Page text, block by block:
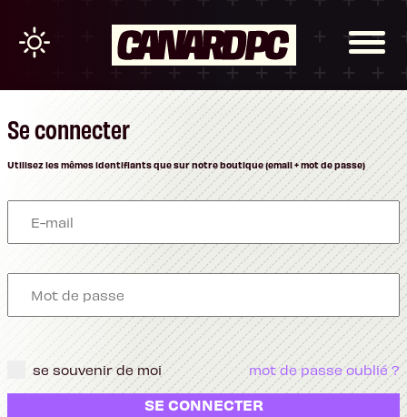
Se connecter
Utilisez les mêmes identifiants que sur notre boutique (email + mot de passe)
se souvenir de moi mot de passe oublié ?
SE CONNECTER